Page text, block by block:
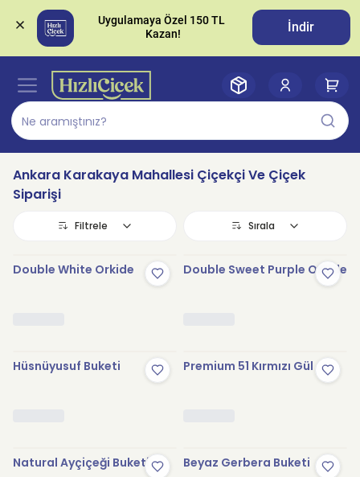
Uygulamaya Özel 150 TL
İndir
Ankara Karakaya Mahallesi Çiçekçi Ve Çiçek
Siparişi
Filtrele Sırala
Double White Orkide Double Sweet Purple Orkide
Hüsnüyusuf Buketi Premium 51 Kırmızı Gül
Natural Ayçiçeği Buketi Beyaz Gerbera Buketi